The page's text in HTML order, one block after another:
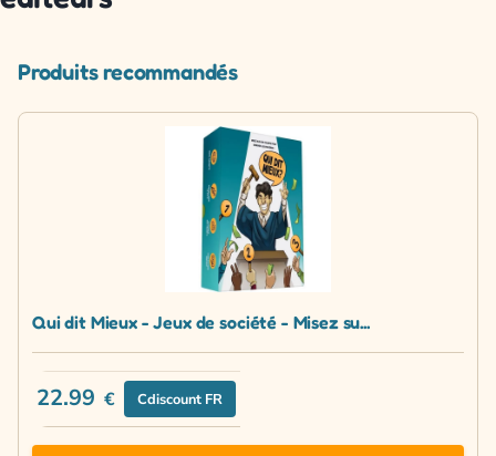
Produits recommandés
Qui dit Mieux - Jeux de société - Misez su...
22.99 € Cdiscount FR